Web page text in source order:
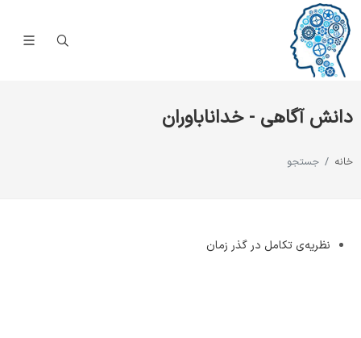
دانش آگاهی - خداناباوران
خانه جستجو
نظریه‌ی تکامل در گذر زمان